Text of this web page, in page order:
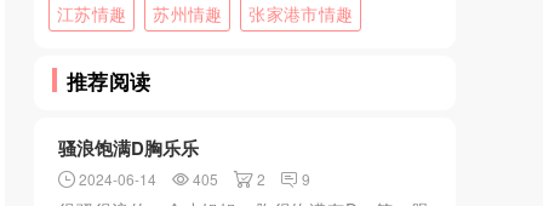
江苏情趣 苏州情趣 张家港市情趣
推荐阅读
骚浪饱满D胸乐乐
2024-06-14 405 2 9